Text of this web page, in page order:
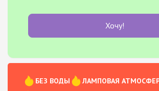
Хочу!
БЕЗ ВОДЫ
ЛАМПОВАЯ